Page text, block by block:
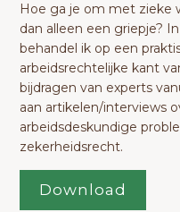
Hoe ga je om met zieke
dan alleen een griepje?
behandel ik op een
arbeidsrechtelijke kant
bijdragen van experts
aan artikelen/interviews
arbeidsdeskundige
zekerheidsrecht.
Download